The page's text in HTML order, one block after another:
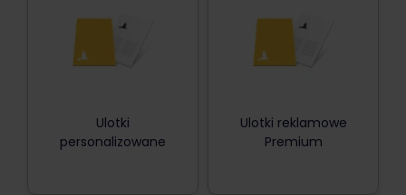
Ulotki
personalizowane
Ulotki reklamowe
Premium